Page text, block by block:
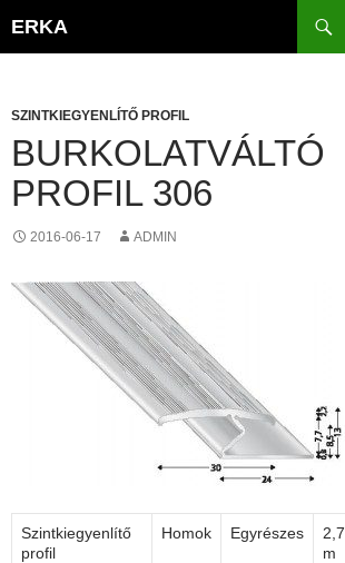
ERKA
SZINTKIEGYENLÍTŐ PROFIL
BURKOLATVÁLTÓ
PROFIL 306
2016-06-17 ADMIN
Szintkiegyenlítő
profil
Homok Egyrészes
2,7
m